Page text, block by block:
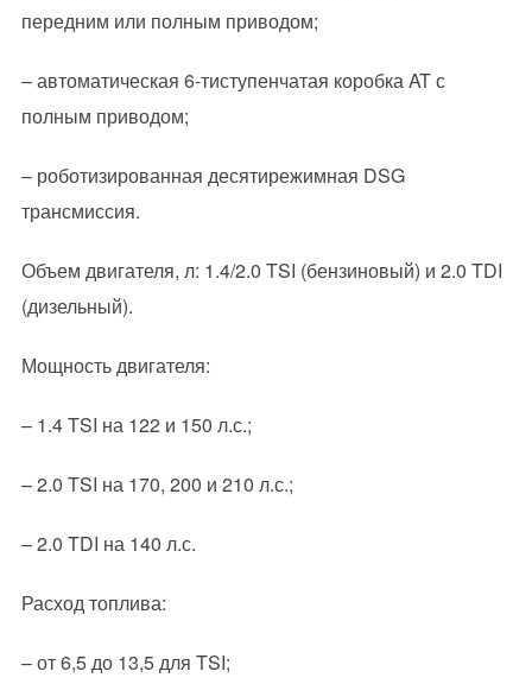
передним или полным приводом;
– автоматическая 6-тиступенчатая коробка AT с
полным приводом;
– роботизированная десятирежимная DSG
трансмиссия.
Объем двигателя, л: 1.4/2.0 TSI (бензиновый) и 2.0 TDI
(дизельный).
Мощность двигателя:
– 1.4 TSI на 122 и 150 л.с.;
– 2.0 TSI на 170, 200 и 210 л.с.;
– 2.0 TDI на 140 л.с.
Расход топлива:
– от 6,5 до 13,5 для TSI;